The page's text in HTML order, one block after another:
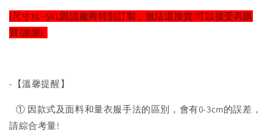
(尺寸XL~5XL因請廠商特別訂製，無法退換貨!可以接受再購
買!謝謝)
-【溫馨提醒】
① 因款式及面料和量衣服手法的區別，會有0-3cm的誤差，
請綜合考量!